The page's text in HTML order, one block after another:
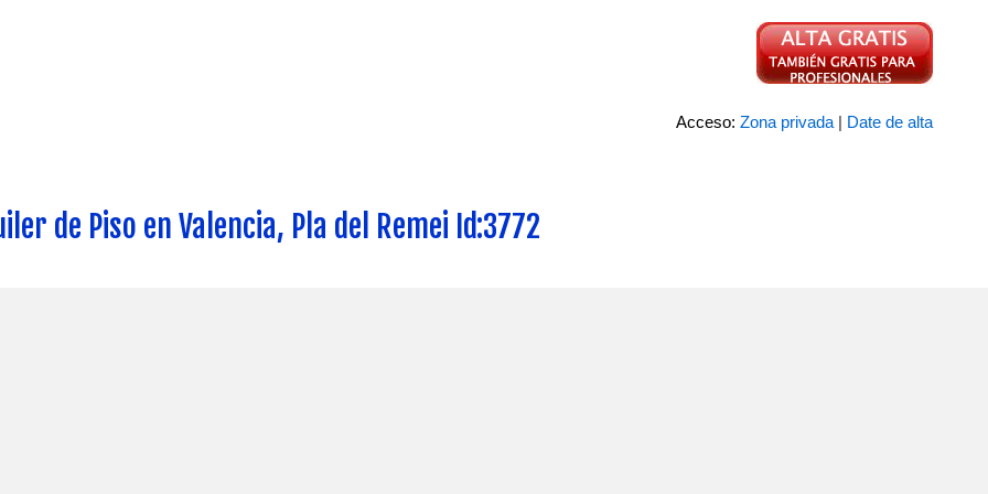
Acceso: Zona privada | Date de alta
de Piso en Valencia, Pla del Remei Id:3772